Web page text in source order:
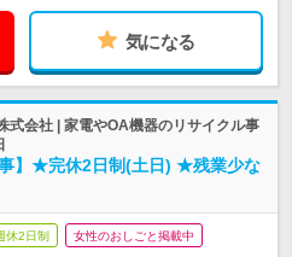
気になる
式会社 | 家電やOA機器のリサイクル事
】★完休2日制(土日) ★残業少な
休2日制 女性のおしごと掲載中